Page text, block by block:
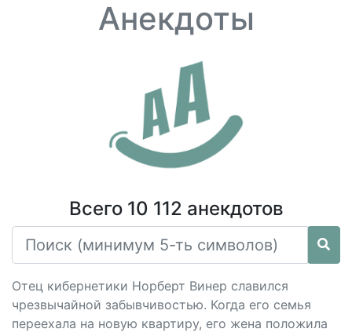
Анекдоты
Всего 10 112 анекдотов
Отец кибернетики Hорберт Винер славился
чрезвычайной забывчивостью. Когда его семья
переехала на новую квартиру, его жена положила